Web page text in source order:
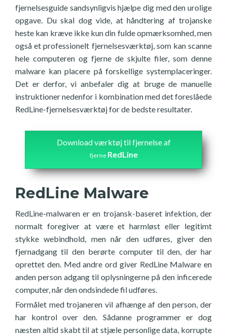
fjernelsesguide sandsynligvis hjælpe dig med den urolige
opgave. Du skal dog vide, at håndtering af trojanske
heste kan kræve ikke kun din fulde opmærksomhed, men
også et professionelt fjernelsesværktøj, som kan scanne
hele computeren og fjerne de skjulte filer, som denne
malware kan placere på forskellige systemplaceringer.
Det er derfor, vi anbefaler dig at bruge de manuelle
instruktioner nedenfor i kombination med det foreslåede
RedLine-fjernelsesværktøj for de bedste resultater.
Download værktøj til fjernelse af
fjerne RedLine
RedLine Malware
RedLine-malwaren er en trojansk-baseret infektion, der
normalt foregiver at være et harmløst eller legitimt
stykke webindhold, men når den udføres, giver den
fjernadgang til den berørte computer til den, der har
oprettet den. Med andre ord giver RedLine Malware en
anden person adgang til oplysningerne på den inficerede
computer, når den ondsindede fil udføres.
Formålet med trojaneren vil afhænge af den person, der
har kontrol over den. Sådanne programmer er dog
næsten altid skabt til at stjæle personlige data, korrupte